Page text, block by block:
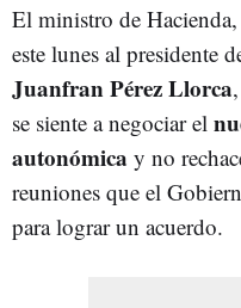
El ministro de Hacienda,
este lunes al presidente
Juanfran Pérez Llorca
se siente a negociar el
autonómica y no
reuniones que el
para lograr un acuerdo.